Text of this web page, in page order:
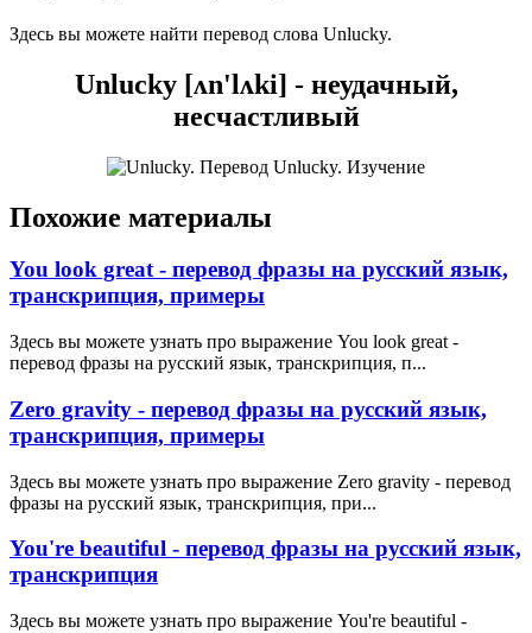
Здесь вы можете найти перевод слова Unlucky.
Unlucky [ʌn'lʌki] - неудачный,
несчастливый
Похожие материалы
You look great - перевод фразы на русский язык,
транскрипция, примеры
Здесь вы можете узнать про выражение You look great -
перевод фразы на русский язык, транскрипция, п...
Zero gravity - перевод фразы на русский язык,
транскрипция, примеры
Здесь вы можете узнать про выражение Zero gravity - перевод
фразы на русский язык, транскрипция, при...
You're beautiful - перевод фразы на русский язык,
транскрипция
Здесь вы можете узнать про выражение You're beautiful -